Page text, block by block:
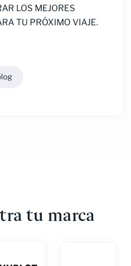
LOS MEJORES
TU PRÓXIMO VIAJE.
tu marca